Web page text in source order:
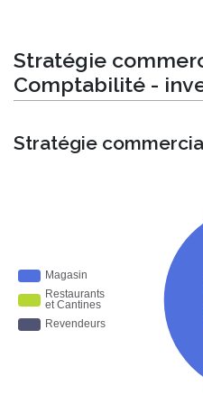
Stratégie
Comptabilité -
Stratégie